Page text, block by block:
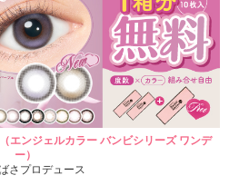
ンジェルカラー バンビシリーズ ワンデ
ー）
さプロデュース